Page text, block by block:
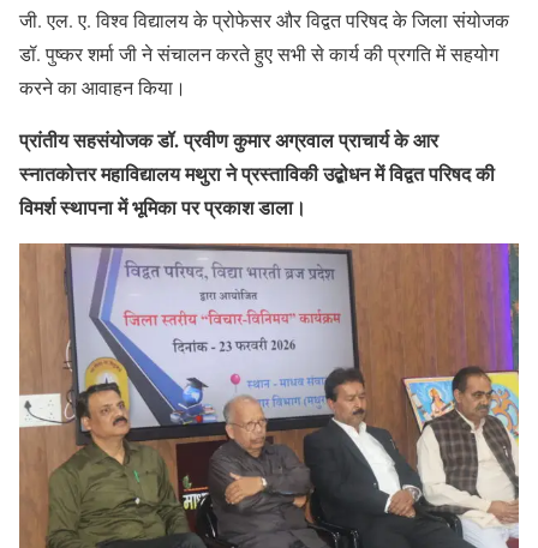
जी. एल. ए. विश्व विद्यालय के प्रोफेसर और विद्वत परिषद के जिला संयोजक
डॉ. पुष्कर शर्मा जी ने संचालन करते हुए सभी से कार्य की प्रगति में सहयोग
करने का आवाहन किया।
प्रांतीय सहसंयोजक डॉ. प्रवीण कुमार अग्रवाल प्राचार्य के आर
स्नातकोत्तर महाविद्यालय मथुरा ने प्रस्ताविकी उद्बोधन में विद्वत परिषद की
विमर्श स्थापना में भूमिका पर प्रकाश डाला।